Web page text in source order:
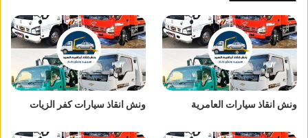
ونش انقاذ سيارات العامرية ونش انقاذ سيارات كفر الزيات